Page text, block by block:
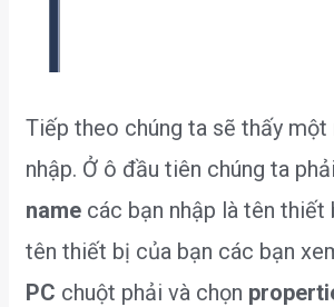
Tiếp theo chúng ta sẽ thấy
nhập. Ở ô đầu tiên chúng ta
name các bạn nhập là tên thiết
tên thiết bị của bạn các bạn
PC chuột phải và chọn